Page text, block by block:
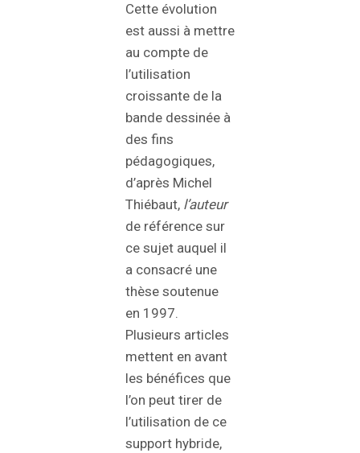
Cette évolution
est aussi à mettre
au compte de
l’utilisation
croissante de la
bande dessinée à
des fins
pédagogiques,
d’après Michel
Thiébaut, l’auteur
de référence sur
ce sujet auquel il
a consacré une
thèse soutenue
en 1997.
Plusieurs articles
mettent en avant
les bénéfices que
l’on peut tirer de
l’utilisation de ce
support hybride,